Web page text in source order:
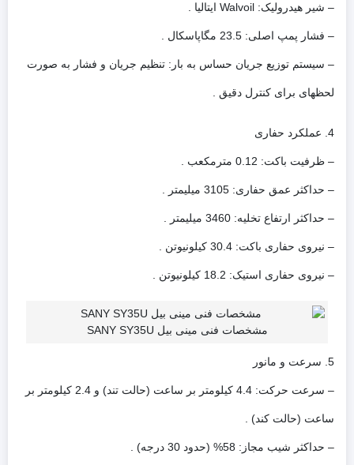
– شیر هیدرولیک: Walvoil ایتالیا .
– فشار پمپ اصلی: 23.5 مگاپاسکال .
– سیستم توزیع جریان حساس به بار: تنظیم جریان و فشار به صورت
لحظهای برای کنترل دقیق .
4. عملکرد حفاری
– ظرفیت باکت: 0.12 مترمکعب .
– حداکثر عمق حفاری: 3105 میلیمتر .
– حداکثر ارتفاع تخلیه: 3460 میلیمتر .
– نیروی حفاری باکت: 30.4 کیلونیوتن .
– نیروی حفاری استیک: 18.2 کیلونیوتن .
مشخصات فنی مینی بیل SANY SY35U
5. سرعت و مانور
– سرعت حرکت: 4.4 کیلومتر بر ساعت (حالت تند) و 2.4 کیلومتر بر
ساعت (حالت کند) .
– حداکثر شیب مجاز: 58% (حدود 30 درجه) .